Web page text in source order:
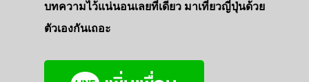
บทความไว้แน่นอนเลยที่เดียว มาเที่ยวญี่ปุ่นด้วย
ตัวเองกันเถอะ